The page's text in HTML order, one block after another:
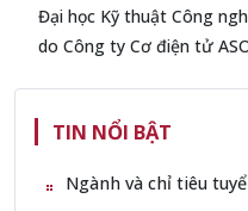
Đại học Kỹ thuật Công
do Công ty Cơ điện tử
TIN NỔI BẬT
Ngành và chỉ tiêu